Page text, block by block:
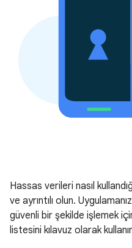
Hassas verileri nasıl
ve ayrıntılı olun.
güvenli bir şekilde işlemek
listesini kılavuz olarak